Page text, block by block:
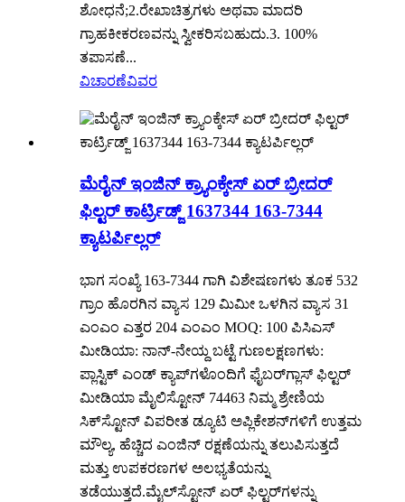
ಶೋಧನೆ;2.ರೇಖಾಚಿತ್ರಗಳು ಅಥವಾ ಮಾದರಿ
ಗ್ರಾಹಕೀಕರಣವನ್ನು ಸ್ವೀಕರಿಸಬಹುದು.3. 100%
ತಪಾಸಣೆ...
ವಿಚಾರಣೆವಿವರ
ಮೆರೈನ್ ಇಂಜಿನ್ ಕ್ರ್ಯಾಂಕ್ಕೇಸ್ ಏರ್ ಬ್ರೀದರ್
ಫಿಲ್ಟರ್ ಕಾರ್ಟ್ರಿಡ್ಜ್ 1637344 163-7344
ಕ್ಯಾಟರ್ಪಿಲ್ಲರ್
ಭಾಗ ಸಂಖ್ಯೆ 163-7344 ಗಾಗಿ ವಿಶೇಷಣಗಳು ತೂಕ 532
ಗ್ರಾಂ ಹೊರಗಿನ ವ್ಯಾಸ 129 ಮಿಮೀ ಒಳಗಿನ ವ್ಯಾಸ 31
ಎಂಎಂ ಎತ್ತರ 204 ಎಂಎಂ MOQ: 100 ಪಿಸಿಎಸ್
ಮೀಡಿಯಾ: ನಾನ್-ನೇಯ್ದ ಬಟ್ಟೆ ಗುಣಲಕ್ಷಣಗಳು:
ಪ್ಲಾಸ್ಟಿಕ್ ಎಂಡ್ ಕ್ಯಾಪ್‌ಗಳೊಂದಿಗೆ ಫೈಬರ್‌ಗ್ಲಾಸ್ ಫಿಲ್ಟರ್
ಮೀಡಿಯಾ ಮೈಲಿಸ್ಟೋನ್ 74463 ನಿಮ್ಮ ಶ್ರೇಣಿಯ
ಸಿಕ್‌ಸ್ಟೋನ್ ವಿಪರೀತ ಡ್ಯೂಟಿ ಅಪ್ಲಿಕೇಶನ್‌ಗಳಿಗೆ ಉತ್ತಮ
ಮೌಲ್ಯ, ಹೆಚ್ಚಿದ ಎಂಜಿನ್ ರಕ್ಷಣೆಯನ್ನು ತಲುಪಿಸುತ್ತದೆ
ಮತ್ತು ಉಪಕರಣಗಳ ಅಲಭ್ಯತೆಯನ್ನು
ತಡೆಯುತ್ತದೆ.ಮೈಲ್‌ಸ್ಟೋನ್ ಏರ್ ಫಿಲ್ಟರ್‌ಗಳನ್ನು